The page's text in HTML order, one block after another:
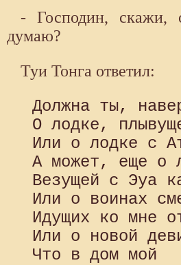
- Господин, скажи,
думаю?
Туи Тонга ответил:
Должна ты,
О лодке,
Или о лодке с
А может, еще о
Везущей с Эуа
Или о воинах
Идущих ко мне
Или о новой
Что в дом мой